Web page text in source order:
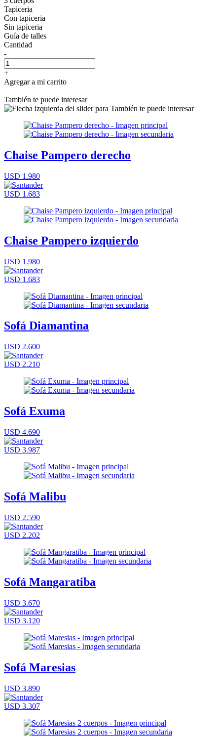
Tapiceria
Con tapiceria
Sin tapiceria
Guía de talles
Cantidad
-
+
Agregar a mi carrito
También te puede interesar
Chaise Pampero derecho
USD 1.980
USD 1.683
Chaise Pampero izquierdo
USD 1.980
USD 1.683
Sofá Diamantina
USD 2.600
USD 2.210
Sofá Exuma
USD 4.690
USD 3.987
Sofá Malibu
USD 2.590
USD 2.202
Sofá Mangaratiba
USD 3.670
USD 3.120
Sofá Maresias
USD 3.890
USD 3.307